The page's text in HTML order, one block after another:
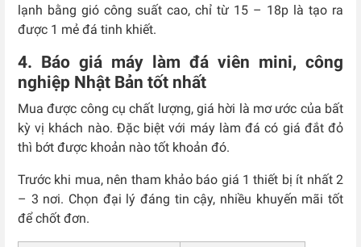
lạnh bằng gió công suất cao, chỉ từ 15 – 18p là tạo ra
được 1 mẻ đá tinh khiết.
4. Báo giá máy làm đá viên mini, công
nghiệp Nhật Bản tốt nhất
Mua được công cụ chất lượng, giá hời là mơ ước của bất
kỳ vị khách nào. Đặc biệt với máy làm đá có giá đắt đỏ
thì bớt được khoản nào tốt khoản đó.
Trước khi mua, nên tham khảo báo giá 1 thiết bị ít nhất 2
– 3 nơi. Chọn đại lý đáng tin cậy, nhiều khuyến mãi tốt
để chốt đơn.